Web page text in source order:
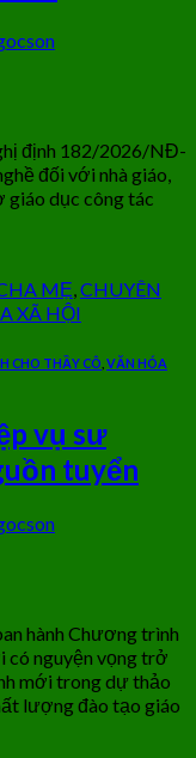
định 182/2026/NĐ-
đối với nhà giáo,
giáo dục công tác
MẸ CHUYÊN
XÃ HỘI
CHO THẦY CÔ VĂN HÓA
vụ sư
tuyển
hành Chương trình
có nguyện vọng trở
mới trong dự thảo
lượng đào tạo giáo